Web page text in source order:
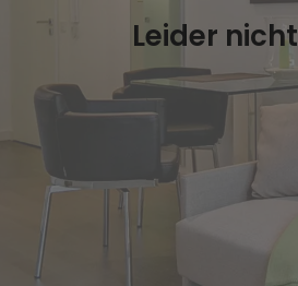
Leider